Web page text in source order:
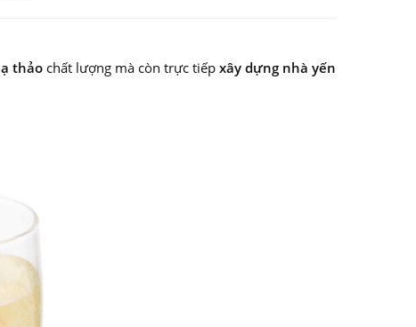
thảochất lượng mà còn trực tiếp xây dựng nhà yến